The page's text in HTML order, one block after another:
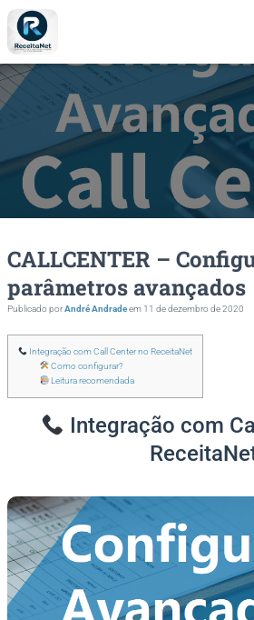
CALLCENTER –
parâmetros avançados
Publicado porAndré Andradeem 11 de dezembro de 2020
Integração com Call Center no ReceitaNet
Como configurar?
Leitura recomendada
Integração com